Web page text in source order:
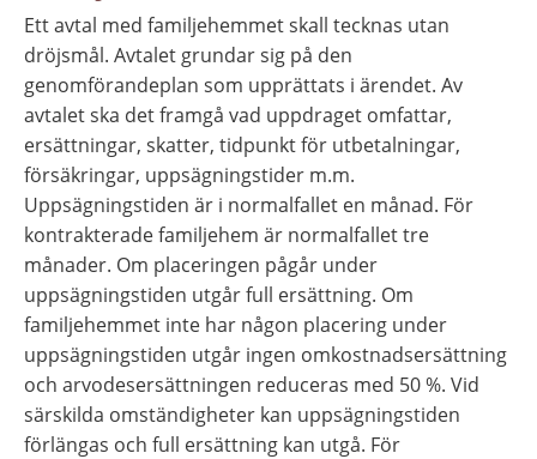
Ett avtal med familjehemmet skall tecknas utan
dröjsmål. Avtalet grundar sig på den
genomförandeplan som upprättats i ärendet. Av
avtalet ska det framgå vad uppdraget omfattar,
ersättningar, skatter, tidpunkt för utbetalningar,
försäkringar, uppsägningstider m.m.
Uppsägningstiden är i normalfallet en månad. För
kontrakterade familjehem är normalfallet tre
månader. Om placeringen pågår under
uppsägningstiden utgår full ersättning. Om
familjehemmet inte har någon placering under
uppsägningstiden utgår ingen omkostnadsersättning
och arvodesersättningen reduceras med 50 %. Vid
särskilda omständigheter kan uppsägningstiden
förlängas och full ersättning kan utgå. För